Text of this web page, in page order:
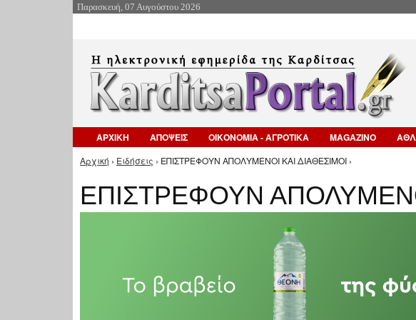
Παρασκευή, 07 Αυγούστου 2026
ΑΡΧΙΚΗ ΑΠΟΨΕΙΣ ΟΙΚΟΝΟΜΙΑ - ΑΓΡΟΤΙΚΑ MAGAZINO
Είστε εδώ
Αρχική › Ειδήσεις › ΕΠΙΣΤΡΕΦΟΥΝ ΑΠΟΛΥΜΕΝΟΙ ΚΑΙ ΔΙΑΘΕΣΙΜΟΙ ›
ΕΠΙΣΤΡΕΦΟΥΝ